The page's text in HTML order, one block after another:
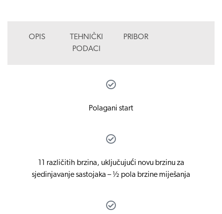
OPIS
TEHNIČKI
PODACI
PRIBOR
Polagani start
11 različitih brzina, uključujući novu brzinu za
sjedinjavanje sastojaka – ½ pola brzine miješanja